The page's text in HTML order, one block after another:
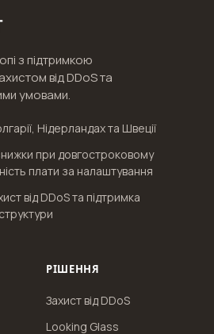
з підтримкою
від DDoS та
умовами.
Нідерландах та Швеції
при довгостроковому
плати за налаштування
від DDoS та підтримка
РІШЕННЯ
Захист від DDoS
Looking Glass